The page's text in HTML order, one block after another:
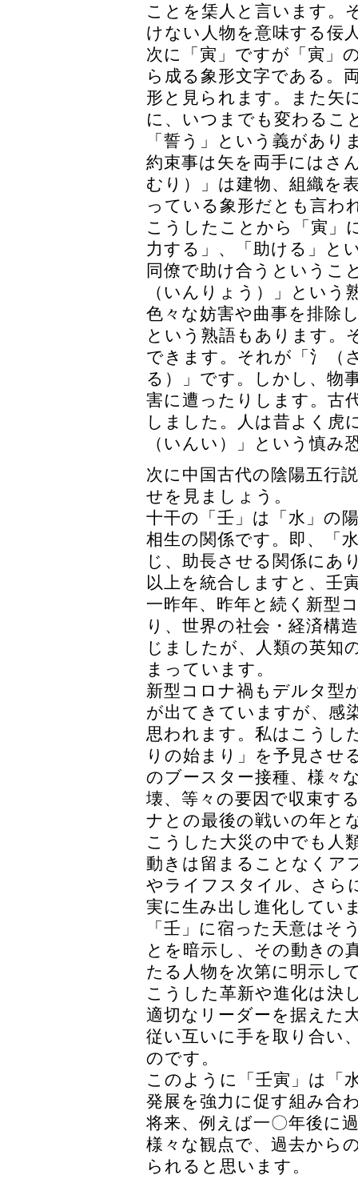
ことを栠人と言います。
けない人物を意味する佞
次に「寅」ですが「寅」
ら成る象形文字である。
形と見られます。また矢
に、いつまでも変わるこ
「誓う」という義があり
約束事は矢を両手にはさ
むり）」は建物、組織を
っている象形だとも言わ
こうしたことから「寅」
力する」、「助ける」と
同僚で助け合うというこ
（いんりょう）」とい
色々な妨害や曲事を排除
という熟語もあります。
できます。それが「氵（
る）」です。しかし、物
害に遭ったりします。古
しました。人は昔よく虎
（いんい）」という慎
次に中国古代の陰陽五行
せを見ましょう。
十干の「壬」は「水」の
相生の関係です。即、「
じ、助長させる関係にあ
以上を統合しますと、壬
一昨年、昨年と続く新型
り、世界の社会・経済構
じましたが、人類の英知
まっています。
新型コロナ禍もデルタ型
が出てきていますが、感
思われます。私はこうし
りの始まり」を予見させ
のブースター接種、様々
壊、等々の要因で収束す
ナとの最後の戦いの年と
こうした大災の中でも人
動きは留まることなくア
やライフスタイル、さら
実に生み出し進化してい
「壬」に宿った天意は
とを暗示し、その動きの
たる人物を次第に明示し
こうした革新や進化は決
適切なリーダーを据えた
従い互いに手を取り合い
のです。
このように「壬寅」は「
発展を強力に促す組み合
将来、例えば一〇年後に
様々な観点で、過去から
られると思います。